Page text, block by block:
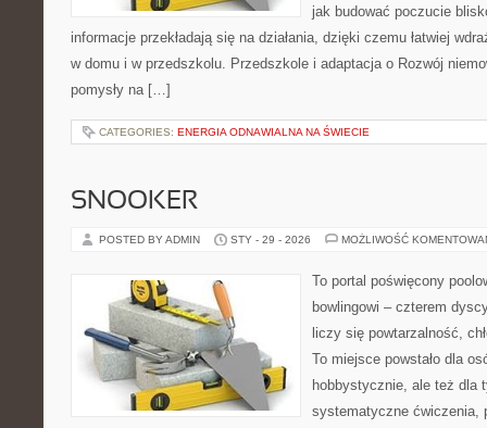
jak budować poczucie
informacje przekładają się na działania, dzięki czemu łatwiej
w domu i w przedszkolu. Przedszkole i adaptacja o Rozwój
pomysły na […]
CATEGORIES: ENERGIA ODNAWIALNA NA ŚWIECIE
SNOOKER
POSTED BY ADMIN STY - 29 - 2026 MOŻLIWOŚĆ
To portal poświęcony
bowlingowi – czterem
liczy się powtarzalność,
To miejsce powstało dla
hobbystycznie, ale też dla
systematyczne ćwiczenia,